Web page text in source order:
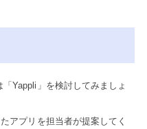
Yappli」を検討してみましょ
アプリを担当者が提案してく